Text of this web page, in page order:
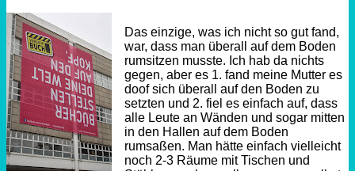
Das einzige, was ich nicht so gut fand,
war, dass man überall auf dem Boden
rumsitzen musste. Ich hab da nichts
gegen, aber es 1. fand meine Mutter es
doof sich überall auf den Boden zu
setzten und 2. fiel es einfach auf, dass
alle Leute an Wänden und sogar mitten
in den Hallen auf dem Boden
rumsaßen. Man hätte einfach vielleicht
noch 2-3 Räume mit Tischen und